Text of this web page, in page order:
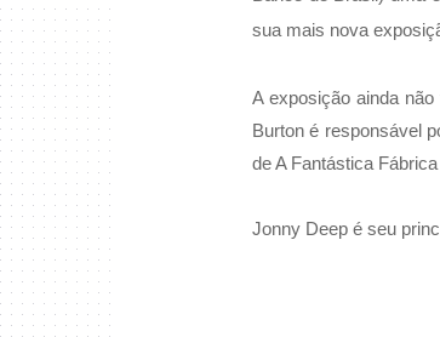
sua mais nova
A exposição ainda
Burton é responsável
de A Fantástica
Jonny Deep é seu